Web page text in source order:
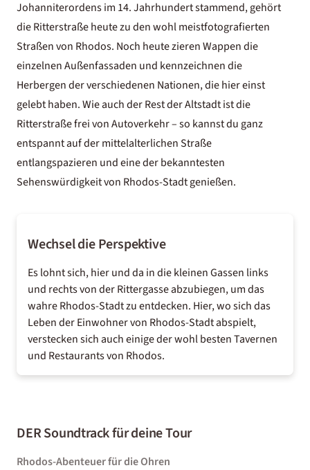
Johanniterordens im 14. Jahrhundert stammend, gehört
die Ritterstraße heute zu den wohl meistfotografierten
Straßen von Rhodos. Noch heute zieren Wappen die
einzelnen Außenfassaden und kennzeichnen die
Herbergen der verschiedenen Nationen, die hier einst
gelebt haben. Wie auch der Rest der Altstadt ist die
Ritterstraße frei von Autoverkehr – so kannst du ganz
entspannt auf der mittelalterlichen Straße
entlangspazieren und eine der bekanntesten
Sehenswürdigkeit von Rhodos-Stadt genießen.
Wechsel die Perspektive
Es lohnt sich, hier und da in die kleinen Gassen links
und rechts von der Rittergasse abzubiegen, um das
wahre Rhodos-Stadt zu entdecken. Hier, wo sich das
Leben der Einwohner von Rhodos-Stadt abspielt,
verstecken sich auch einige der wohl besten Tavernen
und Restaurants von Rhodos.
DER Soundtrack für deine Tour
Rhodos-Abenteuer für die Ohren